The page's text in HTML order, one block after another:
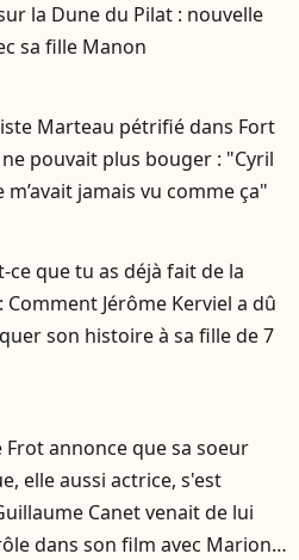
la Dune du Pilat : nouvelle
sa fille Manon
Marteau pétrifié dans Fort
pouvait plus bouger : "Cyril
m’avait jamais vu comme ça"
ce que tu as déjà fait de la
Comment Jérôme Kerviel a dû
son histoire à sa fille de 7
Frot annonce que sa soeur
elle aussi actrice, s'est
Canet venait de lui
dans son film avec Marion